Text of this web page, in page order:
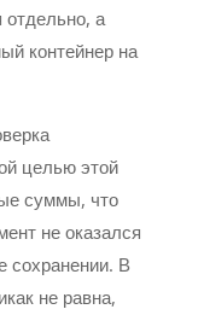
а
контейнер на
целью этой
суммы, что
не оказался
сохранении. В
не равна,